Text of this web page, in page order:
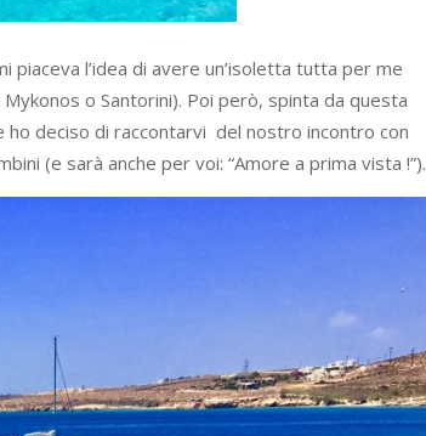
l’idea di avere un’isoletta tutta per me
o Santorini). Poi però, spinta da questa
ho deciso di raccontarvi del nostro incontro con
(e sarà anche per voi: “Amore a prima vista !”).